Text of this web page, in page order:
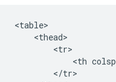
<table>
    <thead>
        <tr>
<th
        </tr>